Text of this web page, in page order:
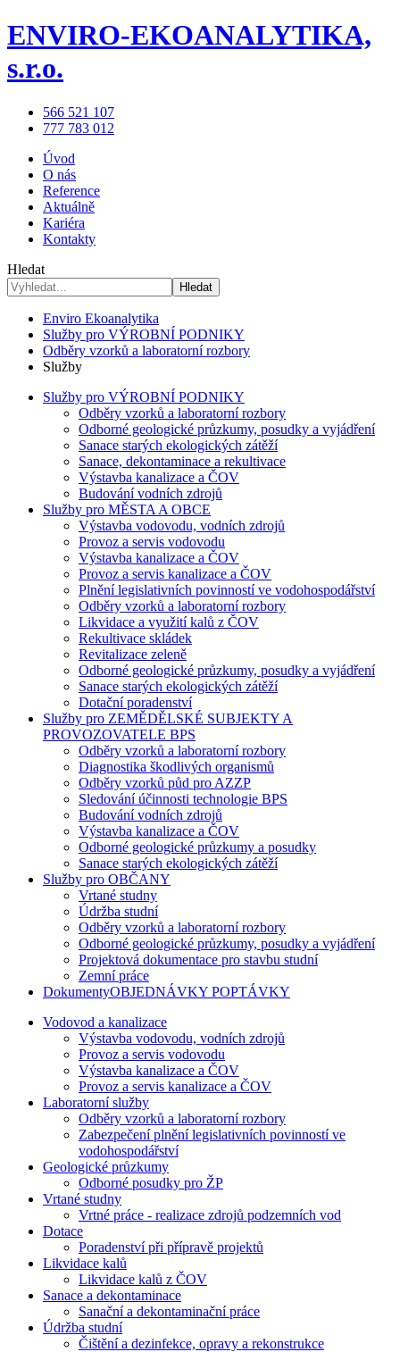
ENVIRO-EKOANALYTIKA,
s.r.o.
566 521 107
777 783 012
Úvod
O nás
Reference
Aktuálně
Kariéra
Kontakty
Hledat
Hledat
Enviro Ekoanalytika
Služby pro VÝROBNÍ PODNIKY
Odběry vzorků a laboratorní rozbory
Služby
Služby pro VÝROBNÍ PODNIKY
Odběry vzorků a laboratorní rozbory
Odborné geologické průzkumy, posudky a vyjádření
Sanace starých ekologických zátěží
Sanace, dekontaminace a rekultivace
Výstavba kanalizace a ČOV
Budování vodních zdrojů
Služby pro MĚSTA A OBCE
Výstavba vodovodu, vodních zdrojů
Provoz a servis vodovodu
Výstavba kanalizace a ČOV
Provoz a servis kanalizace a ČOV
Plnění legislativních povinností ve vodohospodářství
Odběry vzorků a laboratorní rozbory
Likvidace a využití kalů z ČOV
Rekultivace skládek
Revitalizace zeleně
Odborné geologické průzkumy, posudky a vyjádření
Sanace starých ekologických zátěží
Dotační poradenství
Služby pro ZEMĚDĚLSKÉ SUBJEKTY A
PROVOZOVATELE BPS
Odběry vzorků a laboratorní rozbory
Diagnostika škodlivých organismů
Odběry vzorků půd pro AZZP
Sledování účinnosti technologie BPS
Budování vodních zdrojů
Výstavba kanalizace a ČOV
Odborné geologické průzkumy a posudky
Sanace starých ekologických zátěží
Služby pro OBČANY
Vrtané studny
Údržba studní
Odběry vzorků a laboratorní rozbory
Odborné geologické průzkumy, posudky a vyjádření
Projektová dokumentace pro stavbu studní
Zemní práce
DokumentyOBJEDNÁVKY POPTÁVKY
Vodovod a kanalizace
Výstavba vodovodu, vodních zdrojů
Provoz a servis vodovodu
Výstavba kanalizace a ČOV
Provoz a servis kanalizace a ČOV
Laboratorní služby
Odběry vzorků a laboratorní rozbory
Zabezpečení plnění legislativních povinností ve
vodohospodářství
Geologické průzkumy
Odborné posudky pro ŽP
Vrtané studny
Vrtné práce - realizace zdrojů podzemních vod
Dotace
Poradenství při přípravě projektů
Likvidace kalů
Likvidace kalů z ČOV
Sanace a dekontaminace
Sanační a dekontaminační práce
Údržba studní
Čištění a dezinfekce, opravy a rekonstrukce